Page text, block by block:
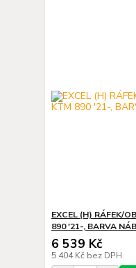
EXCEL (H) RÁFEK/
890 '21-, BARVA
6 539 Kč
5 404 Kč bez DPH